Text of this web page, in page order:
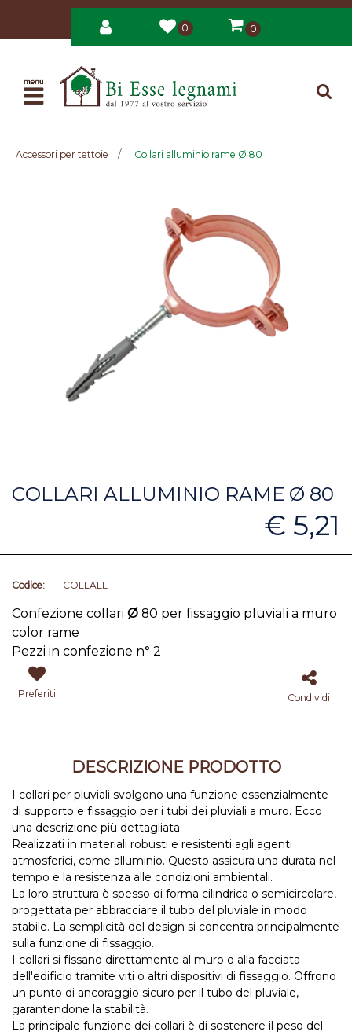
0 0
Open
Accessori per tettoie Collari alluminio rame Ø 80
COLLARI ALLUMINIO RAME Ø 80
€ 5,21
Codice: COLLALL
Confezione collari Ø 80 per fissaggio pluviali a muro
color rame
Pezzi in confezione n° 2
Preferiti Condividi
DESCRIZIONE PRODOTTO
I collari per pluviali svolgono una funzione essenzialmente
di supporto e fissaggio per i tubi dei pluviali a muro. Ecco
una descrizione più dettagliata.
Realizzati in materiali robusti e resistenti agli agenti
atmosferici, come alluminio. Questo assicura una durata nel
tempo e la resistenza alle condizioni ambientali.
La loro struttura è spesso di forma cilindrica o semicircolare,
progettata per abbracciare il tubo del pluviale in modo
stabile. La semplicità del design si concentra principalmente
sulla funzione di fissaggio.
I collari si fissano direttamente al muro o alla facciata
dell'edificio tramite viti o altri dispositivi di fissaggio. Offrono
un punto di ancoraggio sicuro per il tubo del pluviale,
garantendone la stabilità.
La principale funzione dei collari è di sostenere il peso del